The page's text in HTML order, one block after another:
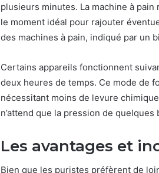
plusieurs minutes. La machine à
le moment idéal pour rajouter
des machines à pain, indiqué par un
Certains appareils fonctionnent
deux heures de temps. Ce mode de
nécessitant moins de levure
n’attend que la pression de
Les avantages et
Bien que les puristes préfèrent de